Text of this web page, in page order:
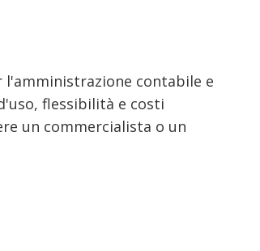
contabile e
flessibilità e costi
un commercialista o un